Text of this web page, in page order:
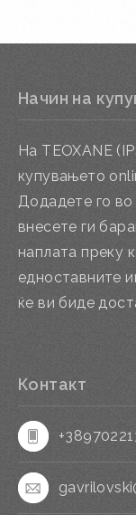
Начин на
На TEOXANE
купувањето
Додадете го во
внесете ги
наплата преку
едноставните
ќе ви биде
Контакт